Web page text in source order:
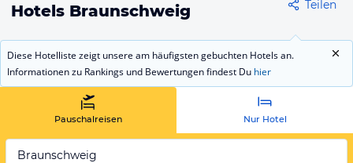
Hotels Braunschweig Teilen
Diese Hotelliste zeigt unsere am häufigsten gebuchten Hotels an.
Informationen zu Rankings und Bewertungen findest Du hier
Pauschalreisen Nur Hotel
Braunschweig